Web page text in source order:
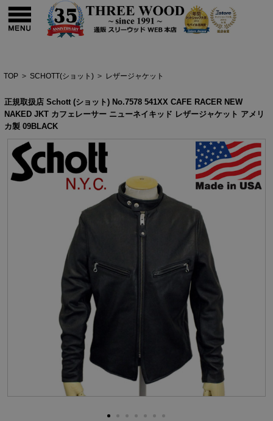
TOP > SCHOTT(ショット) > レザージャケット
正規取扱店 Schott (ショット) No.7578 541XX CAFE RACER NEW
NAKED JKT カフェレーサー ニューネイキッド レザージャケット アメリ
カ製 09BLACK